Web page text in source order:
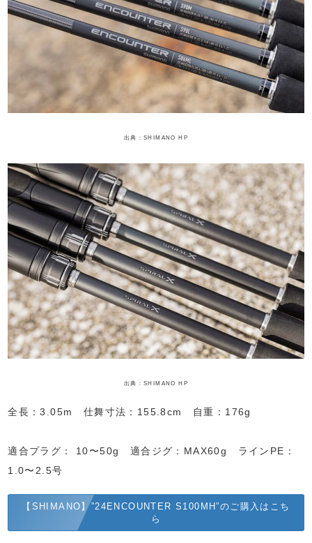
出典：SHIMANO HP
出典：SHIMANO HP
全長：3.05m 仕舞寸法：155.8cm 自重：176g
適合プラグ： 10〜50g 適合ジグ：MAX60g ラインPE：
1.0〜2.5号
【SHIMANO】”24ENCOUNTER S100MH”のご購入はこち
ら